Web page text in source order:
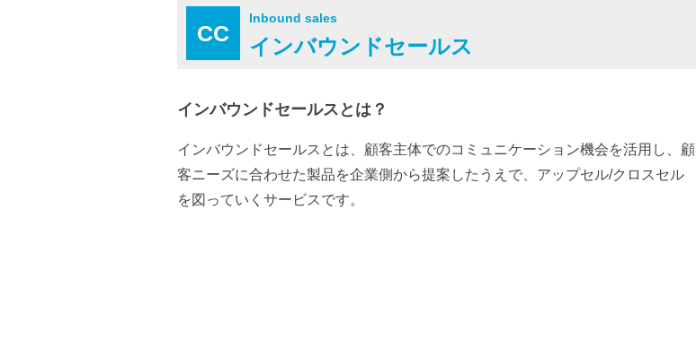
CC
Inbound sales
インバウンドセールス
インバウンドセールスとは？
インバウンドセールスとは、顧客主体でのコミュニケーション機会を活用し、顧
客ニーズに合わせた製品を企業側から提案したうえで、アップセル/クロスセル
を図っていくサービスです。